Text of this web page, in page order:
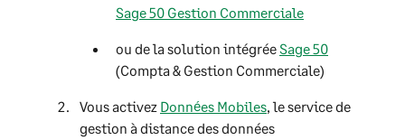
Sage 50 Gestion Commerciale
ou de la solution intégréeSage 50
(Compta & Gestion Commerciale)
Vous activez Données Mobiles, le service de
gestion à distance des données